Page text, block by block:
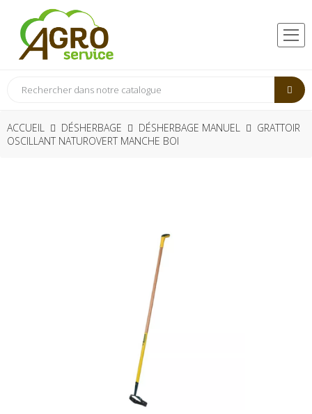
ACCUEIL DÉSHERBAGE DÉSHERBAGE MANUEL
GRATTOIR
OSCILLANT NATUROVERT MANCHE BOI